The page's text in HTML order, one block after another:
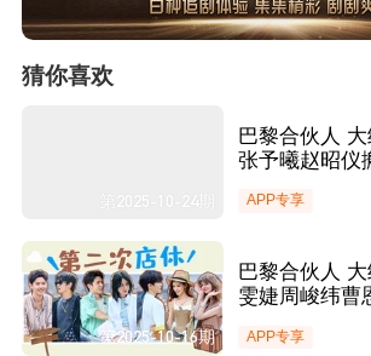
猜你喜欢
第2025-10-24期
巴黎合伙人 大
张予曦赵昭仪
货彩妆
APP专享
第2025-10-16期
巴黎合伙人
雯婕周峻纬曹
APP专享